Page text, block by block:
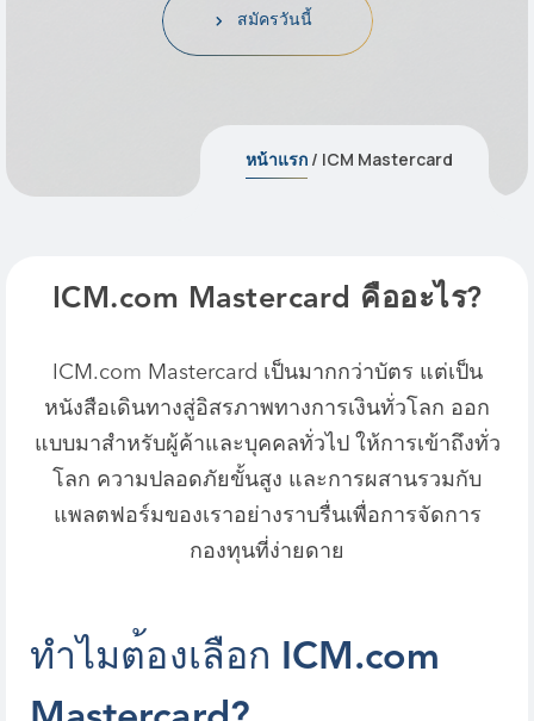
สมัครวันนี้
หน้าแรก/ ICM Mastercard
ICM.com Mastercard คืออะไร?
ICM.com Mastercard เป็นมากกว่าบัตร แต่เป็น
หนังสือเดินทางสู่อิสรภาพทางการเงินทั่วโลก ออก
แบบมาสําหรับผู้ค้าและบุคคลทั่วไป ให้การเข้าถึงทั่ว
โลก ความปลอดภัยขั้นสูง และการผสานรวมกับ
แพลตฟอร์มของเราอย่างราบรื่นเพื่อการจัดการ
กองทุนที่ง่ายดาย
ทา ไมตองเลอก ICM.com